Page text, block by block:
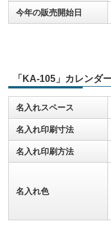
今年の販売開始日
「KA-105」カレンダ
名入れスペース
名入れ印刷寸法
名入れ印刷方法
名入れ色